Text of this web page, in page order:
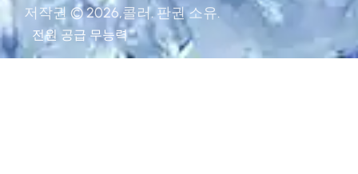
저작권 © 2026,콜러. 판권 소유.
전원 공급 무능력